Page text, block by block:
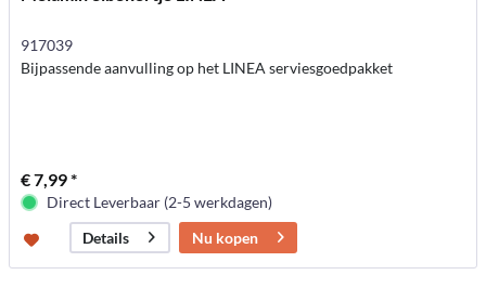
917039
Bijpassende aanvulling op het LINEA serviesgoedpakket
€ 7,99 *
Direct Leverbaar (2-5 werkdagen)
Details
Nu kopen